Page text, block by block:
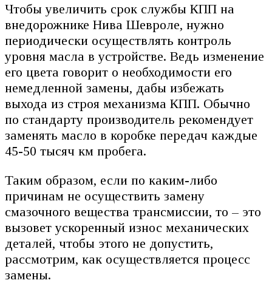
Чтобы увеличить срок службы КПП на
внедорожнике Нива Шевроле, нужно
периодически осуществлять контроль
уровня масла в устройстве. Ведь изменение
его цвета говорит о необходимости его
немедленной замены, дабы избежать
выхода из строя механизма КПП. Обычно
по стандарту производитель рекомендует
заменять масло в коробке передач каждые
45-50 тысяч км пробега.
Таким образом, если по каким-либо
причинам не осуществить замену
смазочного вещества трансмиссии, то – это
вызовет ускоренный износ механических
деталей, чтобы этого не допустить,
рассмотрим, как осуществляется процесс
замены.